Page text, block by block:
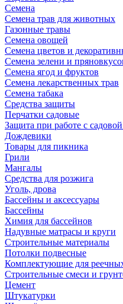
Семена
Семена трав для животных
Газонные травы
Семена овощей
Семена цветов и
Семена зелени и
Семена ягод и фруктов
Семена лекарственных трав
Семена табака
Средства защиты
Перчатки садовые
Защита при работе с
Дождевики
Товары для пикника
Грили
Мангалы
Средства для розжига
Уголь, дрова
Бассейны и аксессуары
Бассейны
Химия для бассейнов
Надувные матрасы и круги
Строительные материалы
Потолки подвесные
Комплектующие для
Строительные смеси и
Цемент
Штукатурки